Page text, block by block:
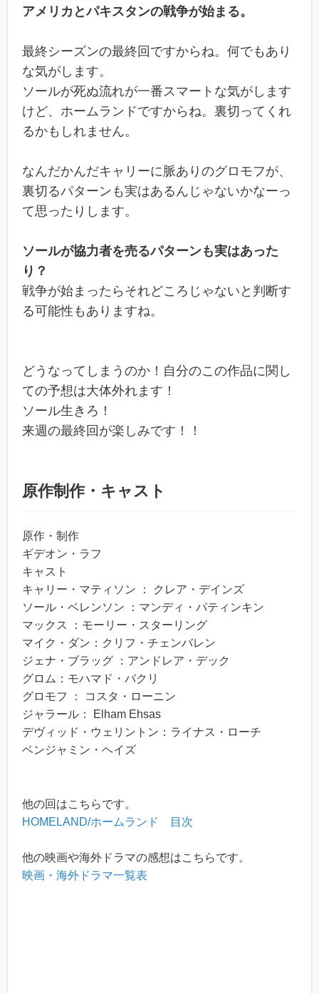
アメリカとパキスタンの戦争が始まる。
最終シーズンの最終回ですからね。何でもあり
な気がします。
ソールが死ぬ流れが一番スマートな気がします
けど、ホームランドですからね。裏切ってくれ
るかもしれません。
なんだかんだキャリーに脈ありのグロモフが、
裏切るパターンも実はあるんじゃないかなーっ
て思ったりします。
ソールが協力者を売るパターンも実はあった
り？
戦争が始まったらそれどころじゃないと判断す
る可能性もありますね。
どうなってしまうのか！自分のこの作品に関し
ての予想は大体外れます！
ソール生きろ！
来週の最終回が楽しみです！！
原作制作・キャスト
原作・制作
ギデオン・ラフ
キャスト
キャリー・マティソン ： クレア・デインズ
ソール・ベレンソン ：マンディ・パティンキン
マックス ：モーリー・スターリング
マイク・ダン：クリフ・チェンバレン
ジェナ・ブラッグ ：アンドレア・デック
グロム：モハマド・バクリ
グロモフ ： コスタ・ローニン
ジャラール： Elham Ehsas
デヴィッド・ウェリントン：ライナス・ローチ
ベンジャミン・ヘイズ
他の回はこちらです。
HOMELAND/ホームランド 目次
他の映画や海外ドラマの感想はこちらです。
映画・海外ドラマ一覧表